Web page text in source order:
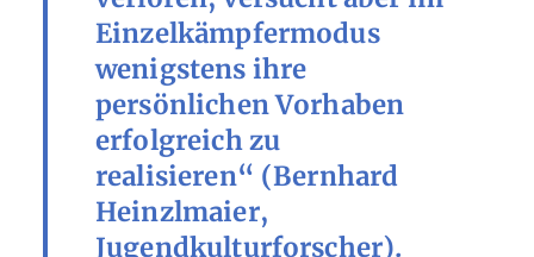
Einzelkämpfermodus
wenigstens ihre
persönlichen Vorhaben
erfolgreich zu
realisieren“ (Bernhard
Heinzlmaier,
Jugendkulturforscher).